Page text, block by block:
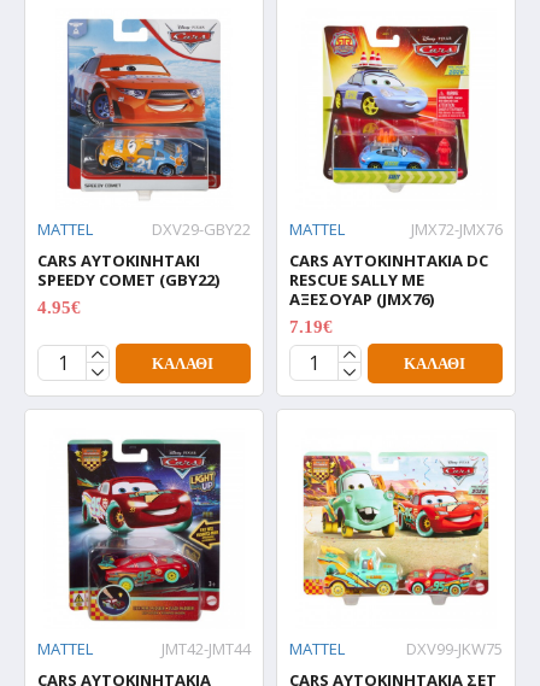
MATTEL
DXV29-GBY22
CARS ΑΥΤΟΚΙΝΗΤΑΚΙ
SPEEDY COMET (GBY22)
4.95€
ΚΑΛΆΘΙ
MATTEL
JMX72-JMX76
CARS ΑΥΤΟΚΙΝΗΤΑΚΙΑ DC
RESCUE SALLY ΜΕ
ΑΞΕΣΟΥΑΡ (JMX76)
7.19€
ΚΑΛΆΘΙ
MATTEL
JMT42-JMT44
CARS ΑΥΤΟΚΙΝΗΤΑΚΙΑ
MATTEL
DXV99-JKW75
CARS ΑΥΤΟΚΙΝΗΤΑΚΙΑ ΣΕΤ